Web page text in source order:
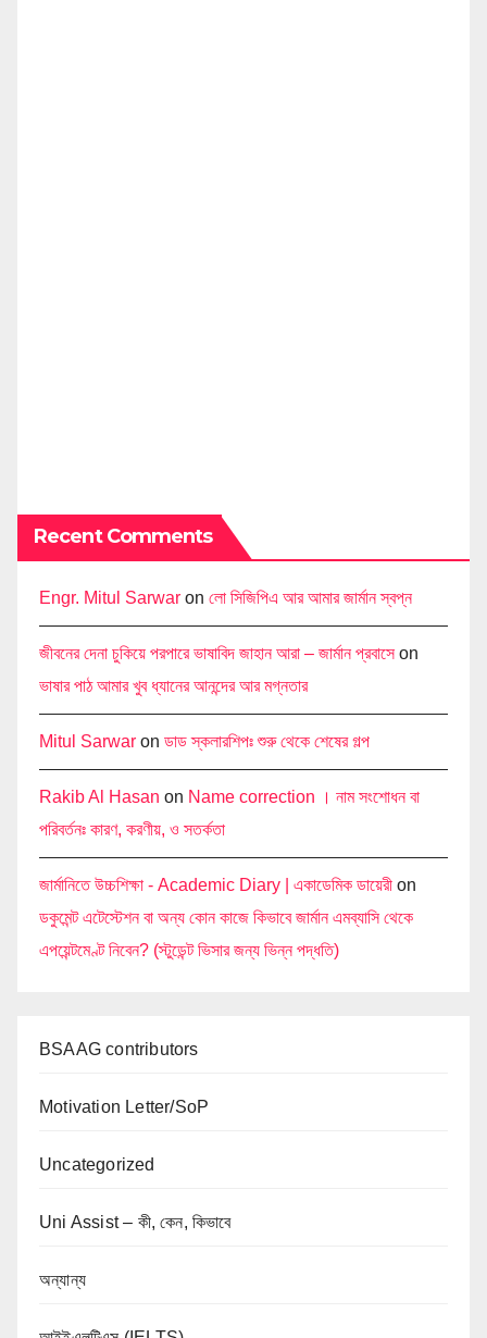
Recent Comments
Engr. Mitul Sarwar on লো সিজিপিএ আর আমার জার্মান স্বপ্ন
জীবনের দেনা চুকিয়ে পরপারে ভাষাবিদ জাহান আরা – জার্মান প্রবাসেon
ভাষার পাঠ আমার খুব ধ্যানের আনন্দের আর মগ্নতার
Mitul Sarwar on ডাড স্কলারশিপঃ শুরু থেকে শেষের গল্প
Rakib Al Hasan on Name correction । নাম সংশোধন বা
পরিবর্তনঃ কারণ, করণীয়, ও সতর্কতা
জার্মানিতে উচ্চশিক্ষা - Academic Diary | একাডেমিক ডায়েরী on
ডকুমেন্ট এটেস্টেশন বা অন্য কোন কাজে কিভাবে জার্মান এমব্যাসি থেকে
এপয়েন্টমেণ্ট নিবেন? (স্টুডেন্ট ভিসার জন্য ভিন্ন পদ্ধতি)
BSAAG contributors
Motivation Letter/SoP
Uncategorized
Uni Assist – কী, কেন, কিভাবে
অন্যান্য